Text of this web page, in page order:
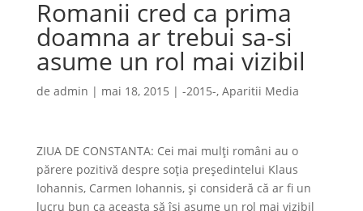
Romanii cred ca prima
doamna ar trebui sa-si
asume un rol mai vizibil
de admin | mai 18, 2015 | -2015-, Aparitii Media
ZIUA DE CONSTANTA: Cei mai mulţi români au o
părere pozitivă despre soția președintelui Klaus
Iohannis, Carmen Iohannis, și consideră că ar fi un
lucru bun ca aceasta să își asume un rol mai vizibil